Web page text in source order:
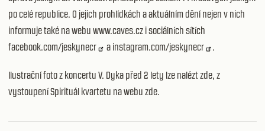
po celé republice. O jejich prohlídkách a aktuálním dění nejen v nich
informuje také na webu www.caves.cz i sociálních sítích
facebook.com/jeskynecr
a instagram.com/jeskynecr .
Ilustrační foto z koncertu V. Dyka před 2 lety lze naléztzde, z
vystoupení Spirituál kvartetu na webu zde.